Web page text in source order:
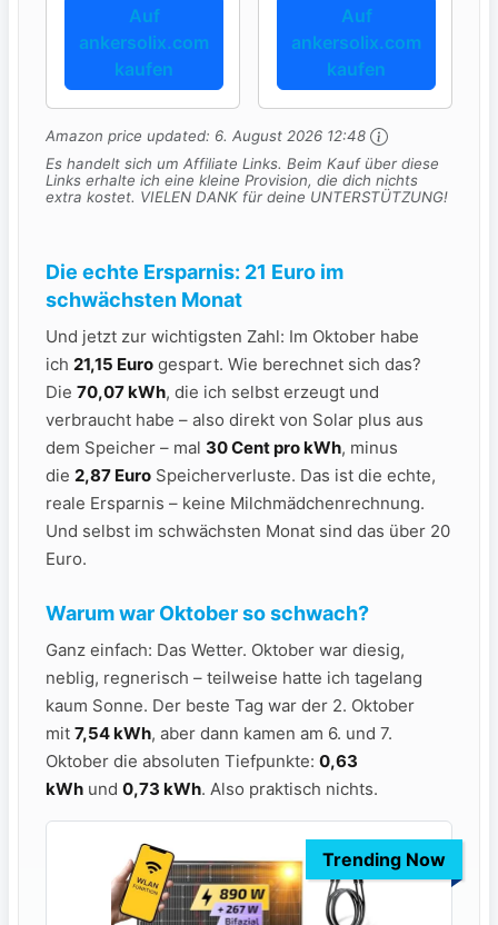
Anker SOLIX
Power Dock 1×
Solarbank 3
E2700 Pro +
CombinerBox /
Deutschland (0%
MwSt.)
Auf
ankersolix.com
kaufen
Deutschland (0%
MwSt.)
Auf
ankersolix.com
kaufen
Amazon price updated: 6. August 2026 12:48
Es handelt sich um Affiliate Links. Beim Kauf über diese
Links erhalte ich eine kleine Provision, die dich nichts
extra kostet. VIELEN DANK für deine UNTERSTÜTZUNG!
Die echte Ersparnis: 21 Euro im
schwächsten Monat
Und jetzt zur wichtigsten Zahl: Im Oktober habe
ich 21,15 Euro gespart. Wie berechnet sich das?
Die 70,07 kWh, die ich selbst erzeugt und
verbraucht habe – also direkt von Solar plus aus
dem Speicher – mal 30 Cent pro kWh, minus
die 2,87 Euro Speicherverluste. Das ist die echte,
reale Ersparnis – keine Milchmädchenrechnung.
Und selbst im schwächsten Monat sind das über 20
Euro.
Warum war Oktober so schwach?
Ganz einfach: Das Wetter. Oktober war diesig,
neblig, regnerisch – teilweise hatte ich tagelang
kaum Sonne. Der beste Tag war der 2. Oktober
mit 7,54 kWh, aber dann kamen am 6. und 7.
Oktober die absoluten Tiefpunkte: 0,63
kWh und 0,73 kWh. Also praktisch nichts.
Trending Now